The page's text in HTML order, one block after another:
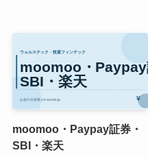
moomoo・Paypay証券・
SBI・楽天